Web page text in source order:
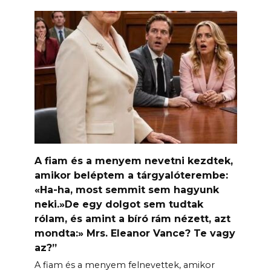
A fiam és a menyem nevetni kezdtek,
amikor beléptem a tárgyalóterembe:
«Ha-ha, most semmit sem hagyunk
neki.»De egy dolgot sem tudtak
rólam, és amint a bíró rám nézett, azt
mondta:» Mrs. Eleanor Vance? Te vagy
az?”
A fiam és a menyem felnevettek, amikor